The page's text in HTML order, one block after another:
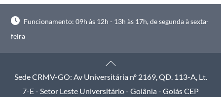
Funcionamento: 09h às 12h - 13h às 17h, de segunda à sexta-
feira
Back
To
Top
Sede CRMV-GO: Av Universitária nº 2169, QD. 113-A, Lt.
7-E - Setor Leste Universitário - Goiânia - Goiás CEP